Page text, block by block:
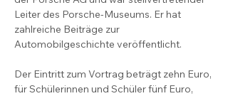
Leiter des Porsche-Museums. Er hat
zahlreiche Beiträge zur
Automobilgeschichte veröffentlicht.
Der Eintritt zum Vortrag beträgt zehn Euro,
für Schülerinnen und Schüler fünf Euro,